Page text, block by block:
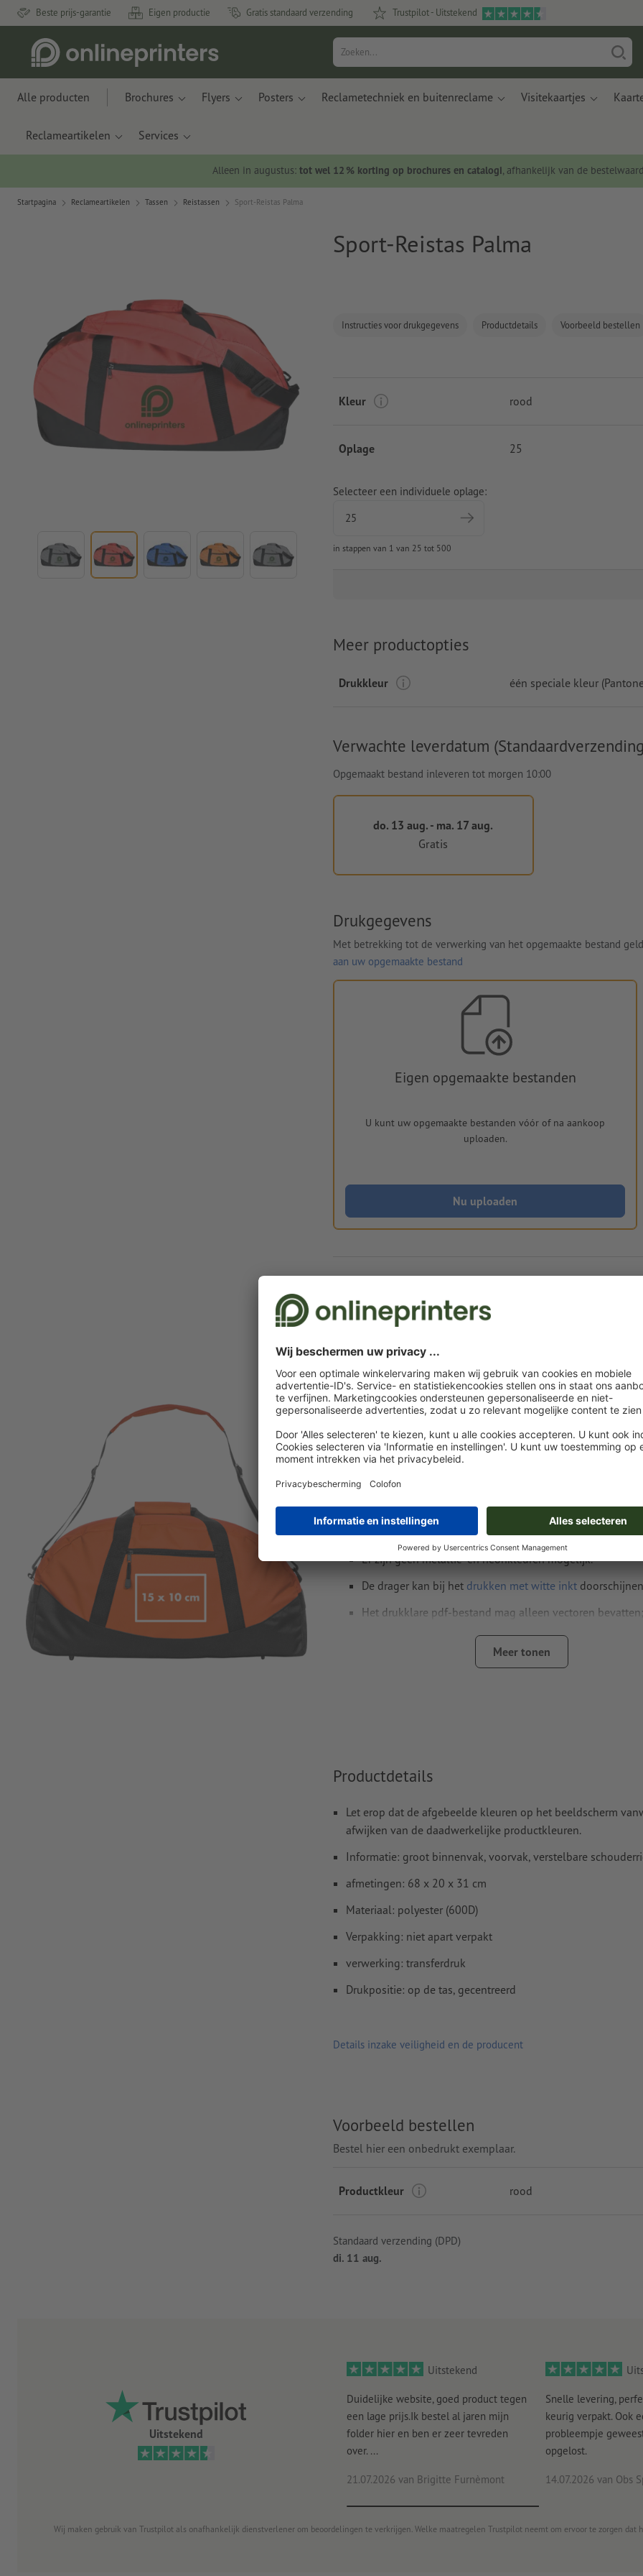
Beste prijs-garantie Eigen productie Gratis standaard verzending Trustpilot - Uitstekend
Alle producten Brochures Flyers Posters Reclametechniek en buitenreclame Visitekaartjes
Reclameartikelen Services
Alleen in augustus: tot wel 12 % korting op brochures en catalogi, afhankelijk van de
Startpagina Reclameartikelen Tassen Reistassen Sport-Reistas Palma
Sport-Reistas Palma
Instructies voor drukgegevens Productdetails Voorbeeld bestellen
Kleur rood
Oplage 25
Selecteer een individuele oplage:
in stappen van 1 van 25 tot 500
Meer productopties
Drukkleur één speciale kleur
Verwachte leverdatum
Opgemaakt bestand inleveren tot morgen 10:00
do. 13 aug. - ma. 17 aug.
Gratis
Drukgegevens
Met betrekking tot de verwerking van het opgemaakte bestand
aan uw opgemaakte bestand
Eigen opgemaakte bestanden
U kunt uw opgemaakte bestanden vóór of na aankoop
uploaden.
Nu uploaden
do. 13 aug. - ma. 17 aug.
Gewicht: ca.20,05 kg
Instructies voor drukgegevens Sport-Reistas
Gegevensformaat: 15 x 10 cm
Spel- en zetfoutenworden door ons niet gecontroleerd
Als motiefkleuren kan worden gekozen uit één of twee
Geef de kleurvelden de naam van de doelkleur uit de
FORMULA GUIDE Solid Coated (bijv. "Pantone 286 C").
Er zijn geen metallic- en neonkleuren mogelijk.
De drager kan bij het drukken met witte inkt doorschijnen
Het drukklare pdf-bestand mag alleen vectoren
Meer informatie en tips overvectorgegevens
Meer tonen
Productdetails
Let erop dat de afgebeelde kleuren op het beeldscherm
afwijken van de daadwerkelijke productkleuren.
Informatie: groot binnenvak, voorvak, verstelbare
afmetingen: 68 x 20 x 31 cm
Materiaal: polyester (600D)
Verpakking: niet apart verpakt
verwerking: transferdruk
Drukpositie: op de tas, gecentreerd
Details inzake veiligheid en de producent
Voorbeeld bestellen
Bestel hier een onbedrukt exemplaar.
Productkleur rood
Standaard verzending (DPD)
di. 11 aug.
Uitstekend
Uitstekend
Duidelijke website, goed product tegen
een lage prijs.Ik bestel al jaren mijn
folder hier en ben er zeer tevreden
over. ...
21.07.2026 van Brigitte Furnèmont
Snelle levering,
keurig verpakt. Ook
probleempje
opgelost.
14.07.2026 van Obs
Wij maken gebruik van Trustpilot als onafhankelijk dienstverlener om beoordelingen te verkrijgen. Welke maatregelen Trustpilot neemt om ervoor te zorgen dat